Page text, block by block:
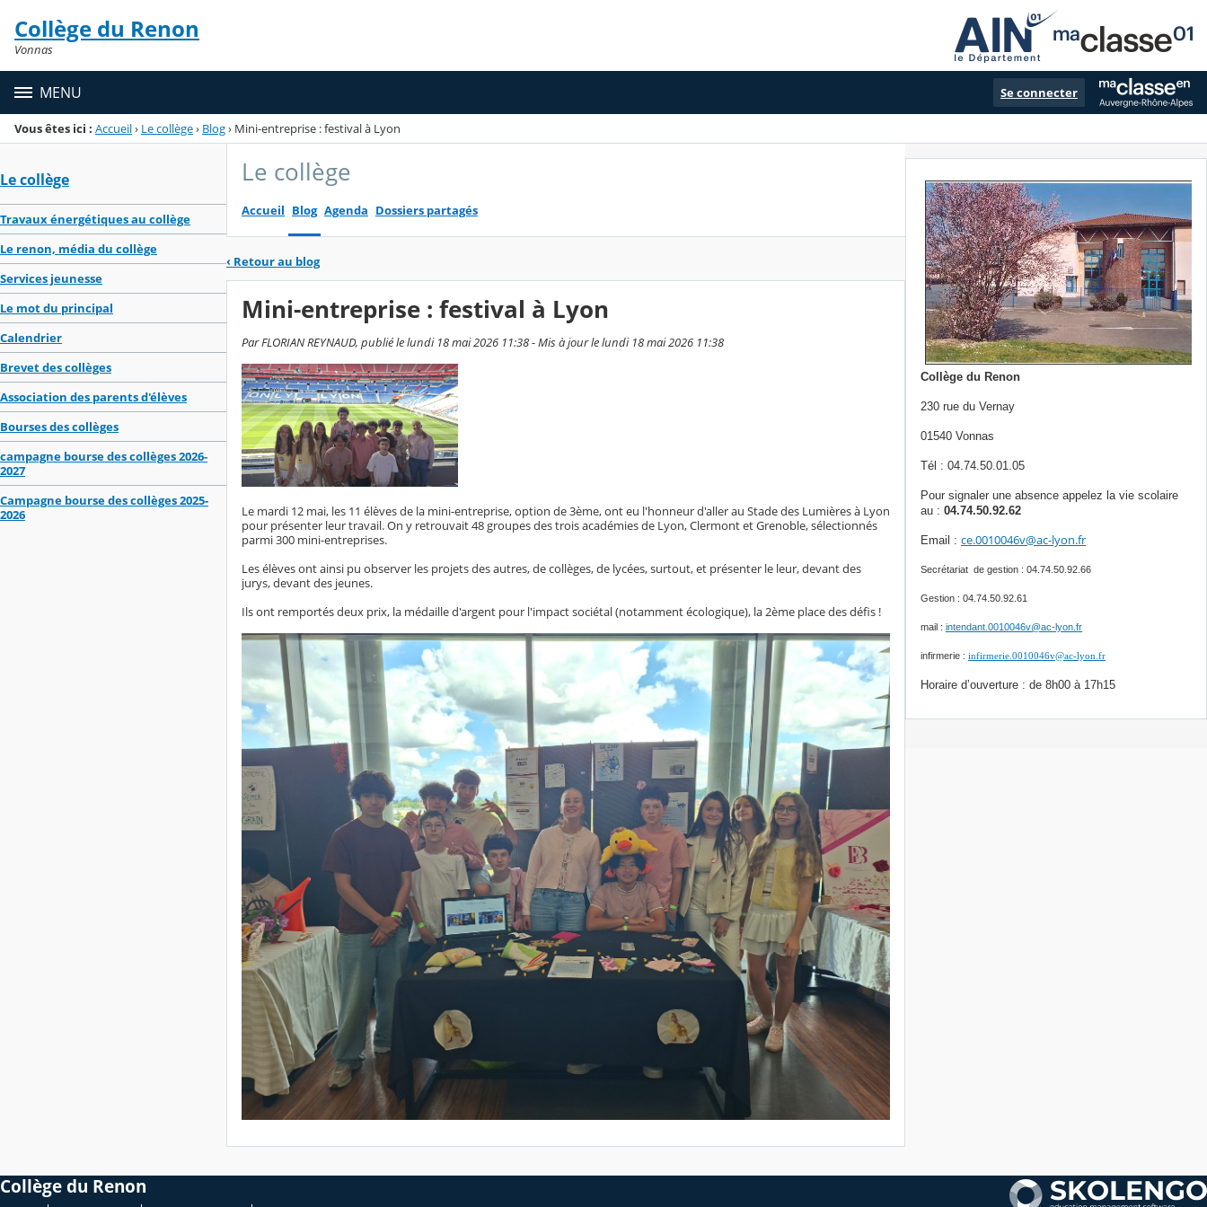
Menu de la rubrique
Contenu
Collège du Renon
Vonnas
MENU Se connecter
Vous êtes ici : Accueil› Le collège› Blog› Mini-entreprise : festival à Lyon
Le collège
Travaux énergétiques au collège
Le renon, média du collège
Services jeunesse
Le mot du principal
Calendrier
Brevet des collèges
Association des parents d'élèves
Bourses des collèges
campagne bourse des collèges 2026-
2027
Campagne bourse des collèges 2025-
2026
Le collège
Accueil Blog Agenda Dossiers partagés
‹ Retour au blog
Mini-entreprise : festival à Lyon
Par FLORIAN REYNAUD, publié le lundi 18 mai 2026 11:38 - Mis à jour le lundi 18 mai 2026 11:38
Le mardi 12 mai, les 11 élèves de la mini-entreprise, option de 3ème, ont eu l'honneur d'aller au Stade des Lumières à Lyon
pour présenter leur travail. On y retrouvait 48 groupes des trois académies de Lyon, Clermont et Grenoble, sélectionnés
parmi 300 mini-entreprises.
Les élèves ont ainsi pu observer les projets des autres, de collèges, de lycées, surtout, et présenter le leur, devant des
jurys, devant des jeunes.
Ils ont remportés deux prix, la médaille d'argent pour l'impact sociétal (notamment écologique), la 2ème place des défis !
Collège du Renon
230 rue du Vernay
01540 Vonnas
Tél : 04.74.50.01.05
Pour signaler une absence appelez la vie scolaire
au : 04.74.50.92.62
Email : ce.0010046v@ac-lyon.fr
Secrétariat de gestion : 04.74.50.92.66
Gestion : 04.74.50.92.61
mail : intendant.0010046v@ac-lyon.fr
infirmerie : infirmerie.0010046v@ac-lyon.fr
Horaire d’ouverture : de 8h00 à 17h15
Collège du Renon